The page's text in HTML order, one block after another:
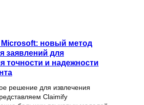
Microsoft: новый метод
заявлений для
точности и надежности
решение для извлечения
Claimify